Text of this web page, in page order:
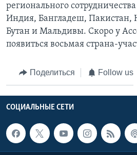
регионального
Индия, Бангладеш,
Бутан и Мальдивы. Скоро у
появиться восьмая страна-
Поделиться Follow us
СОЦИАЛЬНЫЕ СЕТИ